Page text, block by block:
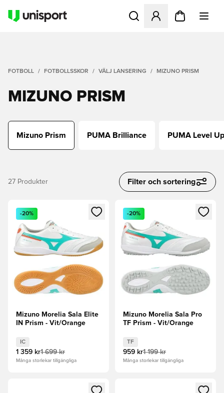
Öppnar en Modal för att
FOTBOLL FOTBOLLSSKOR VÄLJ LANSERING MIZUNO PRISM
MIZUNO PRISM
Mizuno Prism PUMA Brilliance PUMA Level Up
27 Produkter Filter och sortering
Öppnar en Modal för att logga in eller registrera dig som
-20%
Mizuno Morelia Sala Elite
IN Prism - Vit/Orange
IC
1 359 kr1 699 kr
Många storlekar tillgängliga
Öppnar en Modal för att
-20%
Mizuno Morelia Sala Pro
TF Prism - Vit/Orange
TF
959 kr1 199 kr
Många storlekar tillgängliga
Öppnar en Modal för att logga in eller registrera dig som
Öppnar en Modal för att